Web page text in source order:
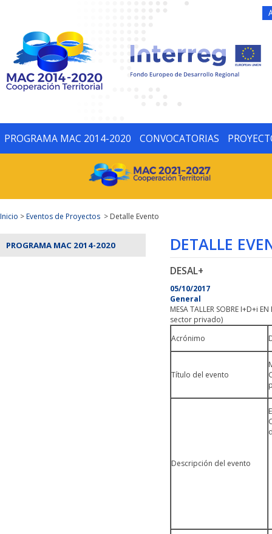
PROGRAMA MAC 2014-2020 CONVOCATORIAS
Inicio >Eventos de Proyectos > Detalle Evento
PROGRAMA MAC 2014-2020 DETALLE
DESAL+
05/10/2017
General
MESA TALLER SOBRE I+D+i
sector privado)
Acrónimo
Título del evento
Descripción del evento